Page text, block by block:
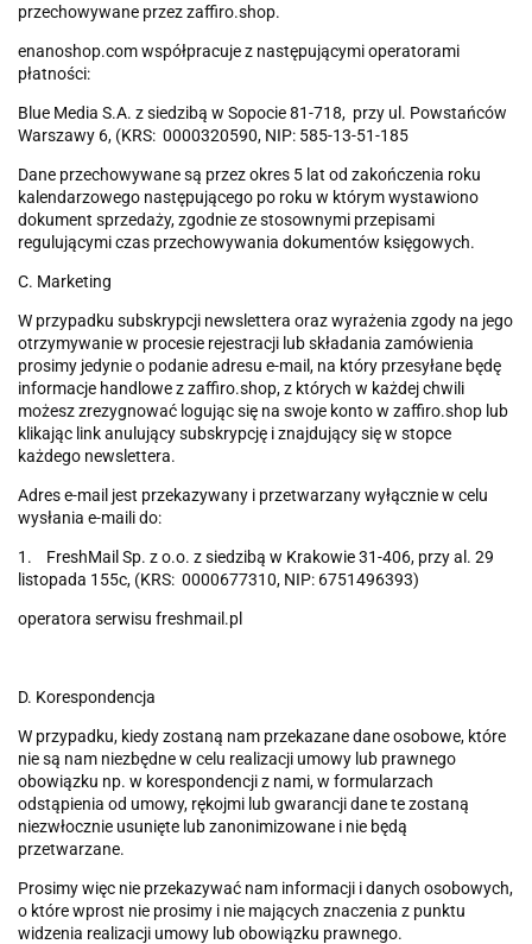
przechowywane przez zaffiro.shop.
enanoshop.com współpracuje z następującymi operatorami
płatności:
Blue Media S.A. z siedzibą w Sopocie 81-718, przy ul. Powstańców
Warszawy 6, (KRS: 0000320590, NIP: 585-13-51-185
Dane przechowywane są przez okres 5 lat od zakończenia roku
kalendarzowego następującego po roku w którym wystawiono
dokument sprzedaży, zgodnie ze stosownymi przepisami
regulującymi czas przechowywania dokumentów księgowych.
C. Marketing
W przypadku subskrypcji newslettera oraz wyrażenia zgody na jego
otrzymywanie w procesie rejestracji lub składania zamówienia
prosimy jedynie o podanie adresu e-mail, na który przesyłane będę
informacje handlowe z zaffiro.shop, z których w każdej chwili
możesz zrezygnować logując się na swoje konto w zaffiro.shop lub
klikając link anulujący subskrypcję i znajdujący się w stopce
każdego newslettera.
Adres e-mail jest przekazywany i przetwarzany wyłącznie w celu
wysłania e-maili do:
1. FreshMail Sp. z o.o. z siedzibą w Krakowie 31-406, przy al. 29
listopada 155c, (KRS: 0000677310, NIP: 6751496393)
operatora serwisu freshmail.pl
D. Korespondencja
W przypadku, kiedy zostaną nam przekazane dane osobowe, które
nie są nam niezbędne w celu realizacji umowy lub prawnego
obowiązku np. w korespondencji z nami, w formularzach
odstąpienia od umowy, rękojmi lub gwarancji dane te zostaną
niezwłocznie usunięte lub zanonimizowane i nie będą
przetwarzane.
Prosimy więc nie przekazywać nam informacji i danych osobowych,
o które wprost nie prosimy i nie mających znaczenia z punktu
widzenia realizacji umowy lub obowiązku prawnego.